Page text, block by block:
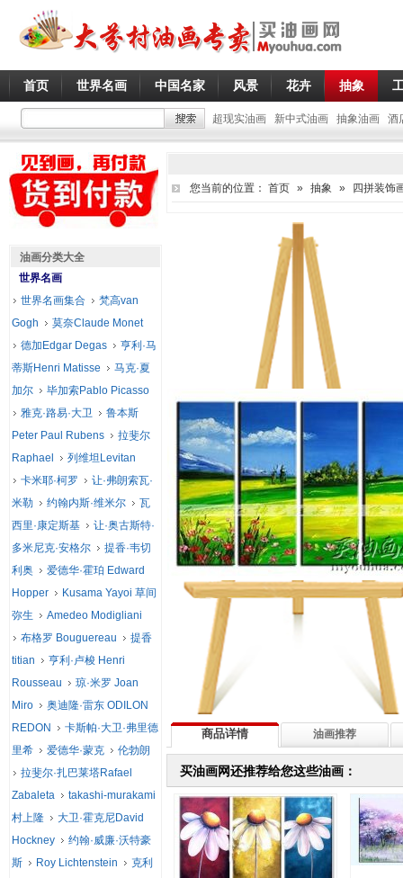
首页 世界名画 中国名家 风景 花卉 抽象
超现实油画 新中式油画 抽象油画 酒
您当前的位置： 首页 » 抽象 » 四拼装饰
商品详情 油画推荐
买油画网还推荐给您这些油画：
油画分类大全
世界名画
世界名画集合
梵高van
Gogh
莫奈Claude Monet
德加Edgar Degas
亨利·马
蒂斯Henri Matisse
马克·夏
加尔
毕加索Pablo Picasso
雅克·路易·大卫
鲁本斯
Peter Paul Rubens
拉斐尔
Raphael
列维坦Levitan
卡米耶·柯罗
让·弗朗索瓦·
米勒
约翰内斯·维米尔
瓦
西里·康定斯基
让·奥古斯特·
多米尼克·安格尔
提香·韦切
利奥
爱德华·霍珀 Edward
Hopper
Kusama Yayoi 草间
弥生
Amedeo Modigliani
布格罗 Bouguereau
提香
titian
亨利·卢梭 Henri
Rousseau
琼·米罗 Joan
Miro
奥迪隆·雷东 ODILON
REDON
卡斯帕·大卫·弗里德
里希
爱德华·蒙克
伦勃朗
拉斐尔·扎巴莱塔Rafael
Zabaleta
takashi-murakami
村上隆
大卫·霍克尼David
Hockney
约翰·威廉·沃特豪
斯
Roy Lichtenstein
克利